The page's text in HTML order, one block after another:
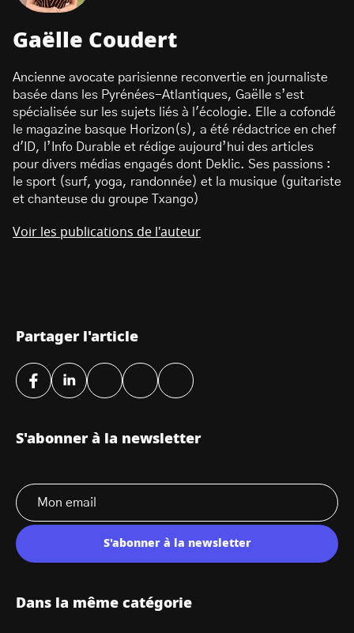
Gaëlle Coudert
Ancienne avocate parisienne reconvertie en journaliste
basée dans les Pyrénées-Atlantiques, Gaëlle s’est
spécialisée sur les sujets liés à l'écologie. Elle a cofondé
le magazine basque Horizon(s), a été rédactrice en chef
d'ID, l’Info Durable et rédige aujourd’hui des articles
pour divers médias engagés dont Deklic. Ses passions :
le sport (surf, yoga, randonnée) et la musique (guitariste
et chanteuse du groupe Txango)
Voir les publications de l'auteur
Partager l'article
S'abonner à la newsletter
S'abonner à la newsletter
Dans la même catégorie